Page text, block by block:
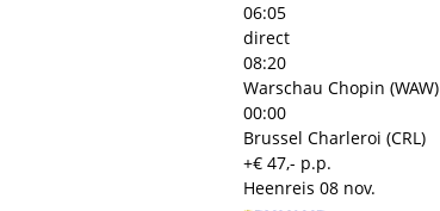
06:05
direct
08:20
Warschau Chopin (WAW)
00:00
Brussel Charleroi (CRL)
+€ 47,- p.p.
Heenreis 08 nov.